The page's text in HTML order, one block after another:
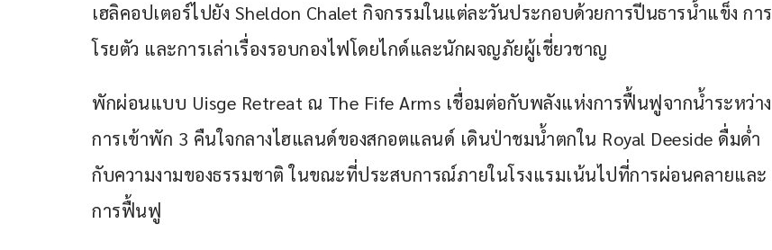
เฮลิคอปเตอร์ไปยัง Sheldon Chalet กิจกรรมในแต่ละวันประกอบด้วยการปีนธารน้ำแข็ง การ
โรยตัว และการเล่าเรื่องรอบกองไฟโดยไกด์และนักผจญภัยผู้เชี่ยวชาญ
พักผ่อนแบบ Uisge Retreat ณ The Fife Arms เชื่อมต่อกับพลังแห่งการฟื้นฟูจากน้ำระหว่าง
การเข้าพัก 3 คืนใจกลางไฮแลนด์ของสกอตแลนด์ เดินป่าชมน้ำตกใน Royal Deeside ดื่มด่ำ
กับความงามของธรรมชาติ ในขณะที่ประสบการณ์ภายในโรงแรมเน้นไปที่การผ่อนคลายและ
การฟื้นฟู